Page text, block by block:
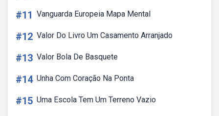
#11 Vanguarda Europeia Mapa Mental
#12 Valor Do Livro Um Casamento Arranjado
#13 Valor Bola De Basquete
#14 Unha Com Coração Na Ponta
#15 Uma Escola Tem Um Terreno Vazio